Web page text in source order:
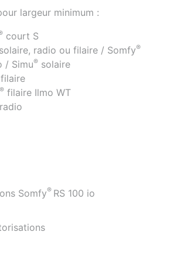
largeur minimum :
court S
solaire, radio ou filaire / Somfy®
/ Simu® solaire
filaire
® filaire Ilmo WT
radio
Somfy® RS 100 io